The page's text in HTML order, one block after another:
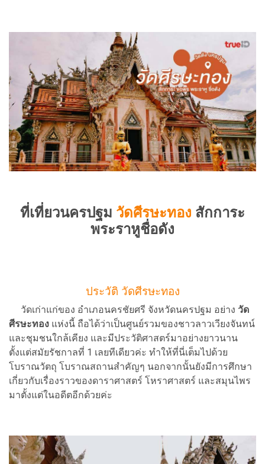
ที่เที่ยวนครปฐม วัดศีรษะทอง สักการะ
พระราหูชื่อดัง
ประวัติ วัดศีรษะทอง
วัดเก่าแก่ของ อำเภอนครชัยศรี จังหวัดนครปฐม อย่าง วัด
ศีรษะทอง แห่งนี้ ถือได้ว่าเป็นศูนย์รวมของชาวลาวเวียงจันทน์
และชุมชนใกล้เคียง และมีประวัติศาสตร์มาอย่างยาวนาน
ตั้งแต่สมัยรัชกาลที่ 1 เลยทีเดียวค่ะ ทำให้ที่นี่เต็มไปด้วย
โบราณวัตถุ โบราณสถานสำคัญๆ นอกจากนั้นยังมีการศึกษา
เกี่ยวกับเรื่องราวของดาราศาสตร์ โหราศาสตร์ และสมุนไพร
มาตั้งแต่ในอดีตอีกด้วยค่ะ